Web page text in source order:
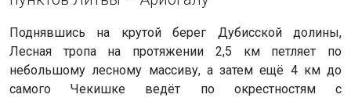
Поднявшись на крутой берег Дубисской долины,
Лесная тропа на протяжении 2,5 км петляет по
небольшому лесному массиву, а затем ещё 4 км до
самого Чекишке ведёт по окрестностям с